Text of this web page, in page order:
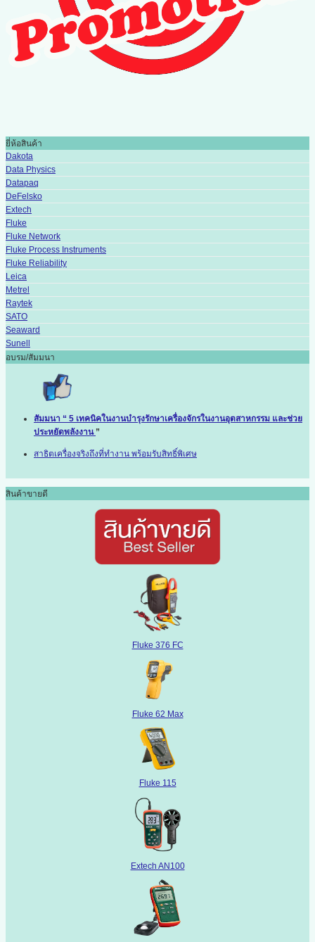
ยี่ห้อสินค้า
Dakota
Data Physics
Datapaq
DeFelsko
Extech
Fluke
Fluke Network
Fluke Process Instruments
Fluke Reliability
Leica
Metrel
Raytek
SATO
Seaward
Sunell
อบรม/สัมมนา
สัมมนา “ 5 เทคนิคในงานบำรุงรักษาเครื่องจักรในงานอุตสาหกรรม และช่วย
ประหยัดพลังงาน ”
สาธิตเครื่องจริงถึงที่ทำงาน พร้อมรับสิทธิ์พิเศษ
สินค้าขายดี
Fluke 376 FC
Fluke 62 Max
Fluke 115
Extech AN100